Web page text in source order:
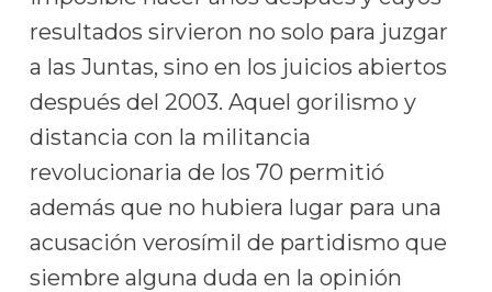
resultados sirvieron no solo para juzgar
a las Juntas, sino en los juicios abiertos
después del 2003. Aquel gorilismo y
distancia con la militancia
revolucionaria de los 70 permitió
además que no hubiera lugar para una
acusación verosímil de partidismo que
siembre alguna duda en la opinión